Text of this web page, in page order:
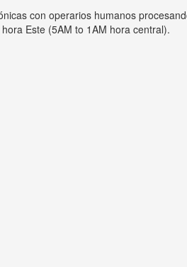
con operarios humanos
Este (5AM to 1AM hora central).